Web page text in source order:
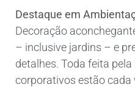
Destaque em
Decoração
– inclusive jardins – e
detalhes. Toda feita
corporativos estão